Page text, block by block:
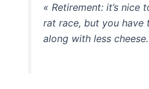
« Retirement: it’s nice
rat race, but you have
along with less